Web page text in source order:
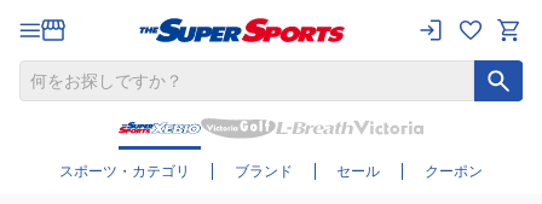
スポーツ・カテゴリ ブランド セール クーポン
さらに絞り込む